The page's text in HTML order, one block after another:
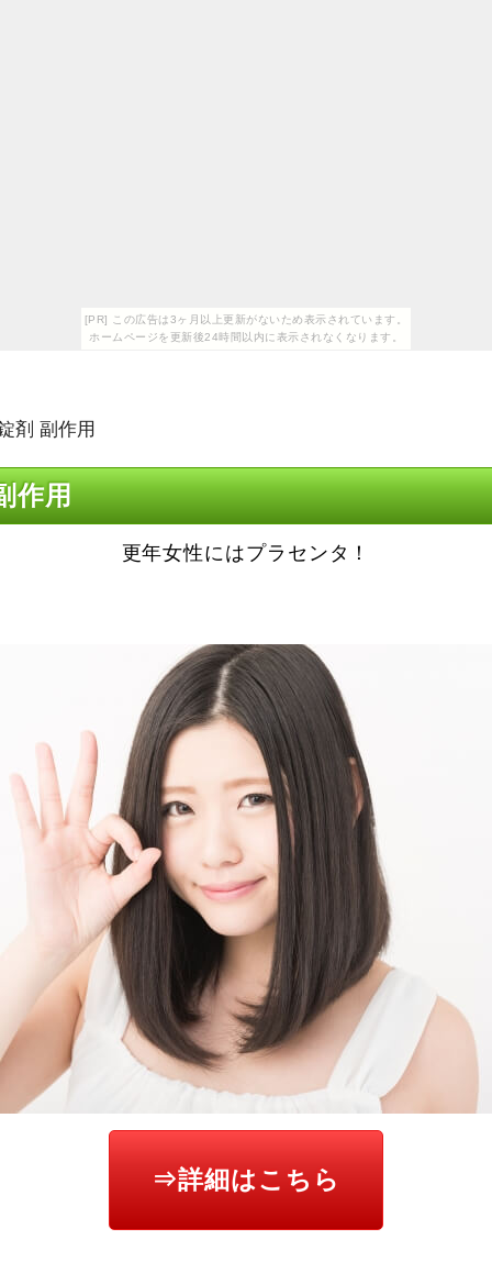
[PR] この広告は3ヶ月以上更新がないため表示されています。
ホームページを更新後24時間以内に表示されなくなります。
剤 副作用
作用
更年女性にはプラセンタ！
⇒詳細はこちら